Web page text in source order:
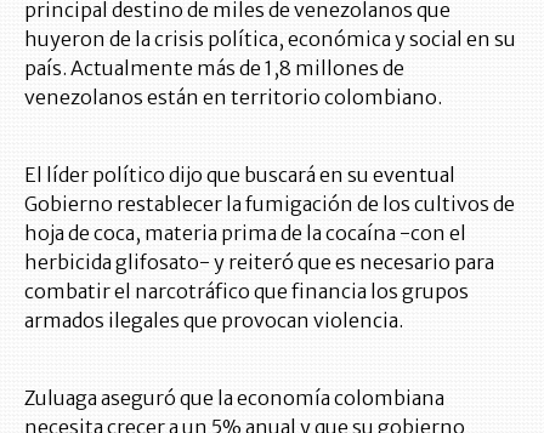
principal destino de miles de venezolanos que
huyeron de la crisis política, económica y social en su
país. Actualmente más de 1,8 millones de
venezolanos están en territorio colombiano.
El líder político dijo que buscará en su eventual
Gobierno restablecer la fumigación de los cultivos de
hoja de coca, materia prima de la cocaína -con el
herbicida glifosato- y reiteró que es necesario para
combatir el narcotráfico que financia los grupos
armados ilegales que provocan violencia.
Zuluaga aseguró que la economía colombiana
necesita crecer a un 5% anual y que su gobierno